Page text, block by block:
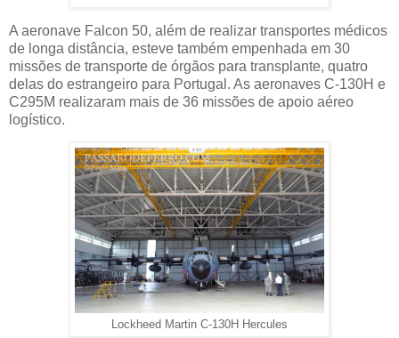
A aeronave Falcon 50, além de realizar transportes médicos
de longa distância, esteve também empenhada em 30
missões de transporte de órgãos para transplante, quatro
delas do estrangeiro para Portugal. As aeronaves C-130H e
C295M realizaram mais de 36 missões de apoio aéreo
logístico.
Lockheed Martin C-130H Hercules